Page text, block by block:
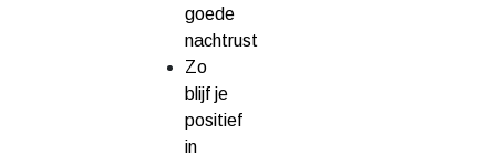
goede
nachtrust
Zo
blijf je
positief
in